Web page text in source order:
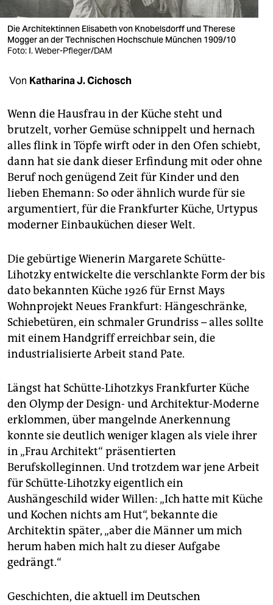
verlag
verlag
shop
fragen & hilfe
unterstützen
abo
genossenschaft
epaper login
Die Architektinnen Elisabeth von Knobelsdorff und Therese
Mogger an der Technischen Hochschule München 1909/10
Foto: I. Weber-Pfleger/DAM
Von Katharina J. Cichosch
Wenn die Hausfrau in der Küche steht und
brutzelt, vorher Gemüse schnippelt und hernach
alles flink in Töpfe wirft oder in den Ofen schiebt,
dann hat sie dank dieser Erfindung mit oder ohne
Beruf noch genügend Zeit für Kinder und den
lieben Ehemann: So oder ähnlich wurde für sie
argumentiert, für die Frankfurter Küche, Urtypus
moderner Einbauküchen dieser Welt.
Die gebürtige Wienerin Margarete Schütte-
Lihotzky entwickelte die verschlankte Form der bis
dato bekannten Küche 1926 für Ernst Mays
Wohnprojekt Neues Frankfurt: Hängeschränke,
Schiebetüren, ein schma­ler Grundriss – alles sollte
mit einem Handgriff erreichbar sein, die
industrialisierte Arbeit stand Pate.
Längst hat Schütte-Lihotzkys Frankfurter Küche
den Olymp der Design- und Architektur-Moderne
erklommen, über mangelnde Anerkennung
konnte sie deutlich weniger klagen als viele ihrer
in „Frau Architekt“ präsentierten
Berufskolleginnen. Und trotzdem war jene Arbeit
für Schütte-Lihotzky eigentlich ein
Aushängeschild wider Willen: „Ich hatte mit Küche
und Kochen nichts am Hut“, bekannte die
Architektin später, „aber die Männer um mich
herum haben mich halt zu dieser Aufgabe
gedrängt.“
Geschichten, die aktuell im Deutschen